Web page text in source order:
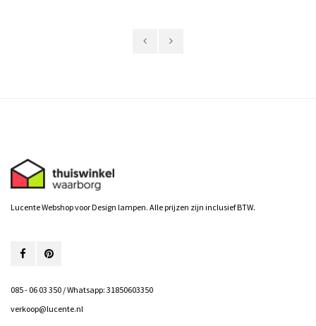
Lucente Webshop voor Design lampen. Alle prijzen zijn inclusief BTW.
085 - 06 03 350 / Whatsapp: 31850603350
verkoop@lucente.nl